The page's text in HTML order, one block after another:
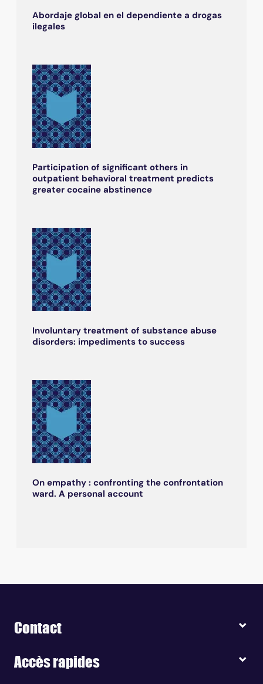
Abordaje global en el dependiente a drogas
ilegales
Participation of significant others in
outpatient behavioral treatment predicts
greater cocaine abstinence
Involuntary treatment of substance abuse
disorders: impediments to success
On empathy : confronting the confrontation
ward. A personal account
Contact
Accès rapides